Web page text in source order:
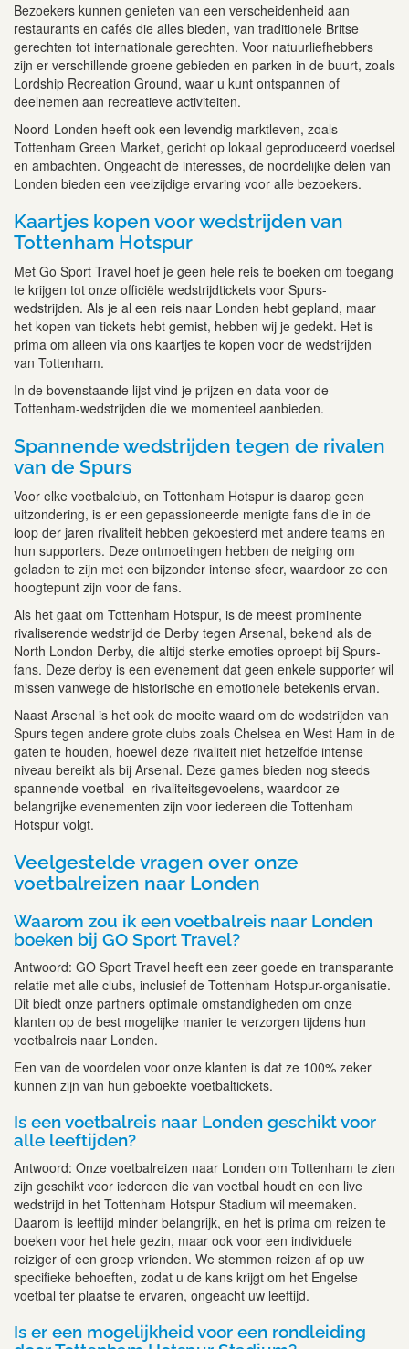
Bezoekers kunnen genieten van een verscheidenheid aan
restaurants en cafés die alles bieden, van traditionele Britse
gerechten tot internationale gerechten. Voor natuurliefhebbers
zijn er verschillende groene gebieden en parken in de buurt, zoals
Lordship Recreation Ground, waar u kunt ontspannen of
deelnemen aan recreatieve activiteiten.
Noord-Londen heeft ook een levendig marktleven, zoals
Tottenham Green Market, gericht op lokaal geproduceerd voedsel
en ambachten. Ongeacht de interesses, de noordelijke delen van
Londen bieden een veelzijdige ervaring voor alle bezoekers.
Kaartjes kopen voor wedstrijden van
Tottenham Hotspur
Met Go Sport Travel hoef je geen hele reis te boeken om toegang
te krijgen tot onze officiële wedstrijdtickets voor Spurs-
wedstrijden. Als je al een reis naar Londen hebt gepland, maar
het kopen van tickets hebt gemist, hebben wij je gedekt. Het is
prima om alleen via ons kaartjes te kopen voor de wedstrijden
van Tottenham.
In de bovenstaande lijst vind je prijzen en data voor de
Tottenham-wedstrijden die we momenteel aanbieden.
Spannende wedstrijden tegen de rivalen
van de Spurs
Voor elke voetbalclub, en Tottenham Hotspur is daarop geen
uitzondering, is er een gepassioneerde menigte fans die in de
loop der jaren rivaliteit hebben gekoesterd met andere teams en
hun supporters. Deze ontmoetingen hebben de neiging om
geladen te zijn met een bijzonder intense sfeer, waardoor ze een
hoogtepunt zijn voor de fans.
Als het gaat om Tottenham Hotspur, is de meest prominente
rivaliserende wedstrijd de Derby tegen Arsenal, bekend als de
North London Derby, die altijd sterke emoties oproept bij Spurs-
fans. Deze derby is een evenement dat geen enkele supporter wil
missen vanwege de historische en emotionele betekenis ervan.
Naast Arsenal is het ook de moeite waard om de wedstrijden van
Spurs tegen andere grote clubs zoals Chelsea en West Ham in de
gaten te houden, hoewel deze rivaliteit niet hetzelfde intense
niveau bereikt als bij Arsenal. Deze games bieden nog steeds
spannende voetbal- en rivaliteitsgevoelens, waardoor ze
belangrijke evenementen zijn voor iedereen die Tottenham
Hotspur volgt.
Veelgestelde vragen over onze
voetbalreizen naar Londen
Waarom zou ik een voetbalreis naar Londen
boeken bij GO Sport Travel?
Antwoord: GO Sport Travel heeft een zeer goede en transparante
relatie met alle clubs, inclusief de Tottenham Hotspur-organisatie.
Dit biedt onze partners optimale omstandigheden om onze
klanten op de best mogelijke manier te verzorgen tijdens hun
voetbalreis naar Londen.
Een van de voordelen voor onze klanten is dat ze 100% zeker
kunnen zijn van hun geboekte voetbaltickets.
Is een voetbalreis naar Londen geschikt voor
alle leeftijden?
Antwoord: Onze voetbalreizen naar Londen om Tottenham te zien
zijn geschikt voor iedereen die van voetbal houdt en een live
wedstrijd in het Tottenham Hotspur Stadium wil meemaken.
Daarom is leeftijd minder belangrijk, en het is prima om reizen te
boeken voor het hele gezin, maar ook voor een individuele
reiziger of een groep vrienden. We stemmen reizen af op uw
specifieke behoeften, zodat u de kans krijgt om het Engelse
voetbal ter plaatse te ervaren, ongeacht uw leeftijd.
Is er een mogelijkheid voor een rondleiding